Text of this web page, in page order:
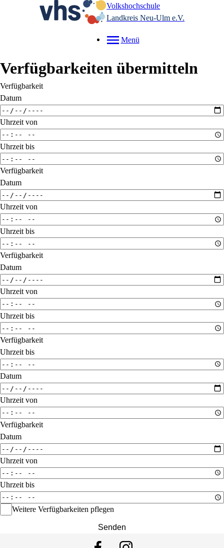
Volkshochschule
Landkreis Neu-Ulm e.V.
Menü
Verfügbarkeiten übermitteln
Verfügbarkeit
Datum
Uhrzeit von
Uhrzeit bis
Verfügbarkeit
Datum
Uhrzeit von
Uhrzeit bis
Verfügbarkeit
Datum
Uhrzeit von
Uhrzeit bis
Verfügbarkeit
Uhrzeit bis
Datum
Uhrzeit von
Verfügbarkeit
Datum
Uhrzeit von
Uhrzeit bis
Weitere Verfügbarkeiten pflegen
Senden